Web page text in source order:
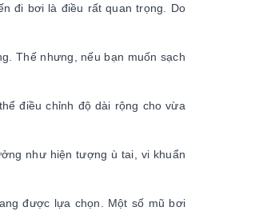
đi bơi là điều rất quan trọng. Do
Thế nhưng, nếu bạn muốn sạch
điều chỉnh độ dài rộng cho vừa
như hiện tượng ù tai, vi khuẩn
được lựa chọn. Một số mũ bơi